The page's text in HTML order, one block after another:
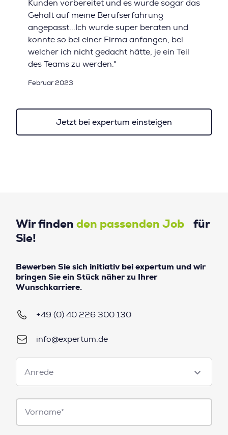
Kunden vorbereitet und es wurde sogar das
Gehalt auf meine Berufserfahrung
angepasst...Ich wurde super beraten und
konnte so bei einer Firma anfangen, bei
welcher ich nicht gedacht hätte, je ein Teil
des Teams zu werden."
Februar 2023
Jetzt bei expertum einsteigen
Wir finden den passenden Job für
Sie!
Bewerben Sie sich initiativ bei expertum und wir
bringen Sie ein Stück näher zu Ihrer
Wunschkarriere.
+49 (0) 40 226 300 130
info@expertum.de
Anrede
Anrede
Vorname*